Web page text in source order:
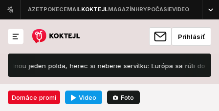
Prihlásiť
jeden polda, herec si neberie servítku: Európa sa rúti do záhuby!
Domáce promi Video Foto
Domáce promi 01. aug. 2025 o 04:30